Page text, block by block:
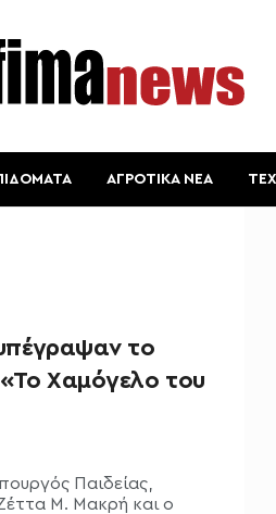
ΑΓΡΟΤΙΚΑ ΝΕΑ
το
«Το Χαμόγελο του
Παιδείας,
Μ. Μακρή και ο